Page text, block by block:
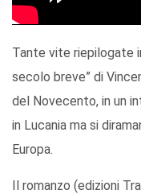
Tante vite riepilogate
secolo breve” di
del Novecento, in un
in Lucania ma si
Europa.
Il romanzo (edizioni